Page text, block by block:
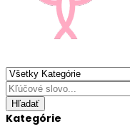
Hľadať
Kategórie